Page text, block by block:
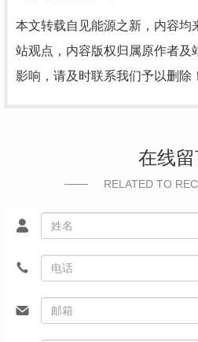
本文转载自见能源之新，内容均
站观点，内容版权归属原作者及
影响，请及时联系我们予以删除！
在线
RELATED TO